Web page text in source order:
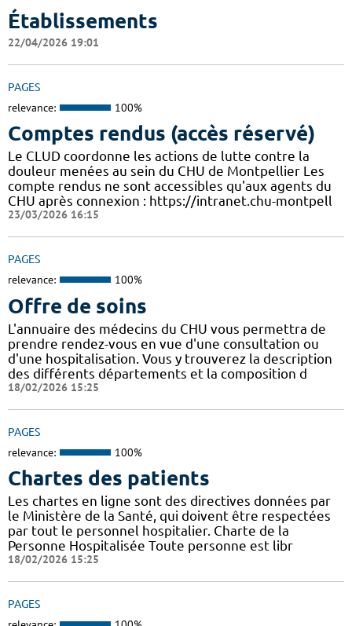
Établissements
22/04/2026 19:01
PAGES
relevance: 100%
Comptes rendus (accès réservé)
Le CLUD coordonne les actions de lutte contre la
douleur menées au sein du CHU de Montpellier Les
compte rendus ne sont accessibles qu'aux agents du
CHU après connexion : https://intranet.chu-montpell
23/03/2026 16:15
PAGES
relevance: 100%
Offre de soins
L'annuaire des médecins du CHU vous permettra de
prendre rendez-vous en vue d'une consultation ou
d'une hospitalisation. Vous y trouverez la description
des différents départements et la composition d
18/02/2026 15:25
PAGES
relevance: 100%
Chartes des patients
Les chartes en ligne sont des directives données par
le Ministère de la Santé, qui doivent être respectées
par tout le personnel hospitalier. Charte de la
Personne Hospitalisée Toute personne est libr
18/02/2026 15:25
PAGES